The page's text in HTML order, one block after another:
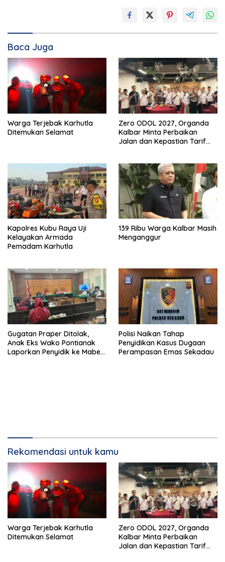
Baca Juga
Warga Terjebak Karhutla
Ditemukan Selamat
Zero ODOL 2027, Organda
Kalbar Minta Perbaikan
Jalan dan Kepastian Tarif
Kapolres Kubu Raya Uji
Kelayakan Armada
Pemadam Karhutla
139 Ribu Warga Kalbar Masih
Menganggur
Gugatan Praper Ditolak,
Anak Eks Wako Pontianak
Laporkan Penyidik ke Mabes
Polisi Naikan Tahap
Penyidikan Kasus Dugaan
Perampasan Emas Sekadau
Rekomendasi untuk kamu
Warga Terjebak Karhutla
Ditemukan Selamat
Zero ODOL 2027, Organda
Kalbar Minta Perbaikan
Jalan dan Kepastian Tarif